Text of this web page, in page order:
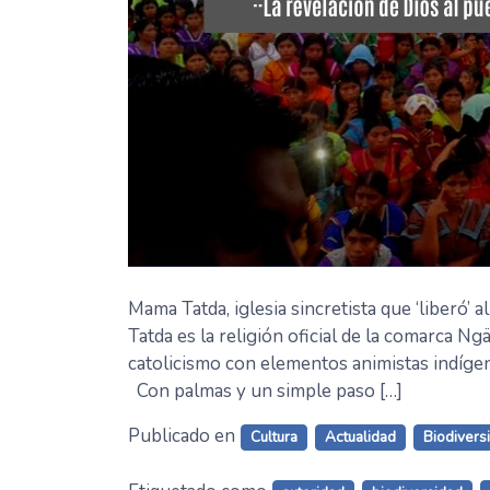
Mama Tatda, iglesia sincretista que
Tatda es la religión oficial de la comarca
catolicismo con elementos animistas
Con palmas y un simple paso […]
Publicado en
Cultura Actualidad